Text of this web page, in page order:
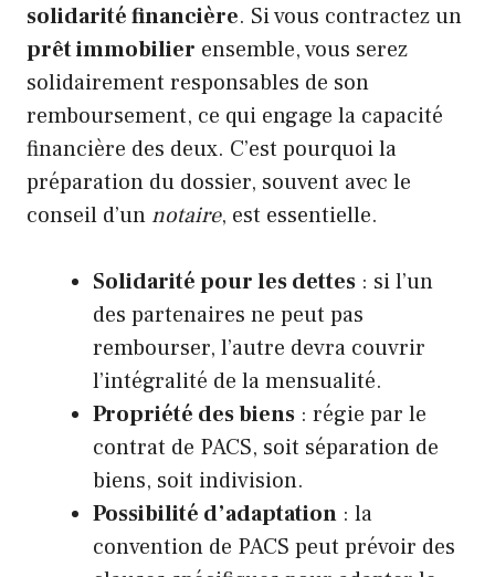
solidarité financière. Si vous contractez un
prêt immobilier ensemble, vous serez
solidairement responsables de son
remboursement, ce qui engage la capacité
financière des deux. C’est pourquoi la
préparation du dossier, souvent avec le
conseil d’unnotaire, est essentielle.
Solidarité pour les dettes : si l’un
des partenaires ne peut pas
rembourser, l’autre devra couvrir
l’intégralité de la mensualité.
Propriété des biens : régie par le
contrat de PACS, soit séparation de
biens, soit indivision.
Possibilité d’adaptation : la
convention de PACS peut prévoir des